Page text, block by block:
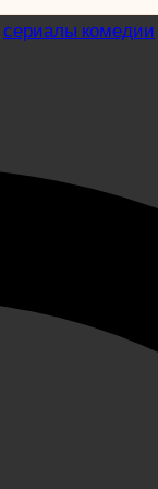
сериалы комедии